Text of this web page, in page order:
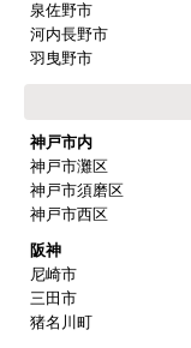
泉佐野市
河内長野市
羽曳野市
神戸市内
神戸市灘区
神戸市須磨区
神戸市西区
阪神
尼崎市
三田市
猪名川町